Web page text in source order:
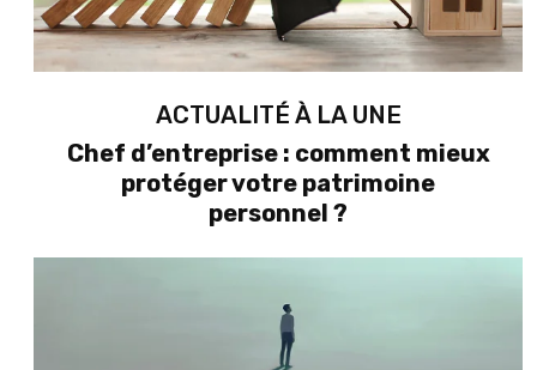
ACTUALITÉ À LA UNE
Chef d’entreprise : comment mieux
protéger votre patrimoine
personnel ?